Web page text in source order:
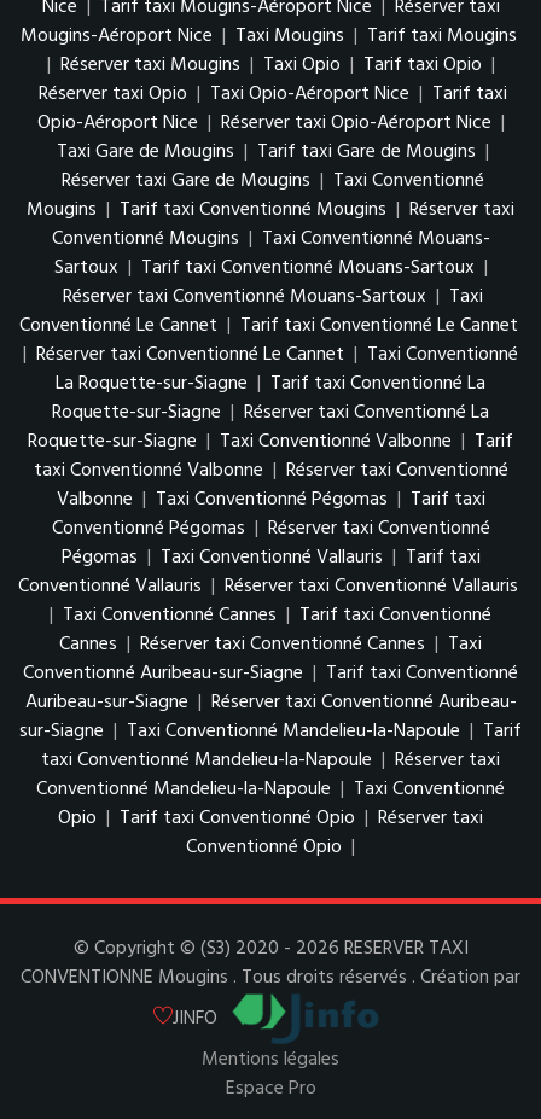
Nice | Tarif taxi Mougins-Aéroport Nice | Réserver taxi
Mougins-Aéroport Nice | Taxi Mougins | Tarif taxi Mougins
| Réserver taxi Mougins | Taxi Opio | Tarif taxi Opio |
Réserver taxi Opio | Taxi Opio-Aéroport Nice | Tarif taxi
Opio-Aéroport Nice | Réserver taxi Opio-Aéroport Nice |
Taxi Gare de Mougins | Tarif taxi Gare de Mougins |
Réserver taxi Gare de Mougins | Taxi Conventionné
Mougins | Tarif taxi Conventionné Mougins | Réserver taxi
Conventionné Mougins | Taxi Conventionné Mouans-
Sartoux | Tarif taxi Conventionné Mouans-Sartoux |
Réserver taxi Conventionné Mouans-Sartoux | Taxi
Conventionné Le Cannet | Tarif taxi Conventionné Le Cannet
| Réserver taxi Conventionné Le Cannet | Taxi Conventionné
La Roquette-sur-Siagne | Tarif taxi Conventionné La
Roquette-sur-Siagne | Réserver taxi Conventionné La
Roquette-sur-Siagne | Taxi Conventionné Valbonne | Tarif
taxi Conventionné Valbonne | Réserver taxi Conventionné
Valbonne | Taxi Conventionné Pégomas | Tarif taxi
Conventionné Pégomas | Réserver taxi Conventionné
Pégomas | Taxi Conventionné Vallauris | Tarif taxi
Conventionné Vallauris | Réserver taxi Conventionné Vallauris
| Taxi Conventionné Cannes | Tarif taxi Conventionné
Cannes | Réserver taxi Conventionné Cannes | Taxi
Conventionné Auribeau-sur-Siagne | Tarif taxi Conventionné
Auribeau-sur-Siagne | Réserver taxi Conventionné Auribeau-
sur-Siagne | Taxi Conventionné Mandelieu-la-Napoule | Tarif
taxi Conventionné Mandelieu-la-Napoule | Réserver taxi
Conventionné Mandelieu-la-Napoule | Taxi Conventionné
Opio | Tarif taxi Conventionné Opio | Réserver taxi
Conventionné Opio |
© Copyright © (S3) 2020 - 2026 RESERVER TAXI
CONVENTIONNE Mougins . Tous droits réservés . Création par
JINFO
Mentions légales
Espace Pro